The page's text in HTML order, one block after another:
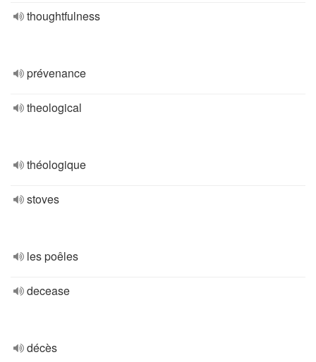
thoughtfulness
prévenance
theological
théologique
stoves
les poêles
decease
décès